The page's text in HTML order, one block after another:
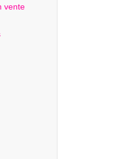
vente